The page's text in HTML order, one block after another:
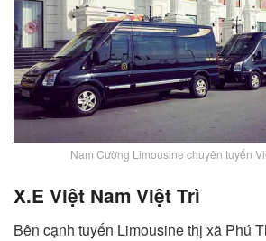
Nam Cường Limousine chuyên tuyến
X.E Việt Nam Việt Trì
Bên cạnh tuyến Limousine thị xã Phú